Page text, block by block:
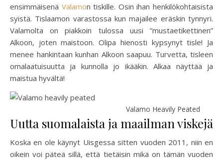
ensimmäisenä Valamon tiskille. Osin ihan henkilökohtaisista
syistä. Tislaamon varastossa kun majailee eräskin tynnyri.
Valamolta on piakkoin tulossa uusi ”mustaetikettinen”
Alkoon, joten maistoon. Olipa hienosti kypsynyt tisle! Ja
menee hankintaan kunhan Alkoon saapuu. Turvetta, tisleen
omalaatuisuutta ja kunnolla jo ikääkin. Alkaa näyttää ja
maistua hyvältä!
Valamo Heavily Peated
Uutta suomalaista ja maailman viskejä
Koska en ole käynyt Uisgessa sitten vuoden 2011, niin en
oikein voi päteä sillä, että tietäisin mikä on tämän vuoden